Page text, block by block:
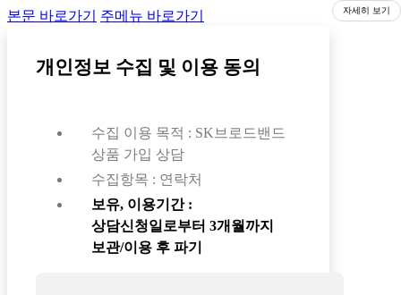
본문 바로가기 주메뉴 바로가기
개인정보 수집 및 이용 동의
수집 이용 목적 : SK브로드밴드
상품 가입 상담
수집항목 : 연락처
보유, 이용기간 :
상담신청일로부터 3개월까지
보관/이용 후 파기
자세히 보기